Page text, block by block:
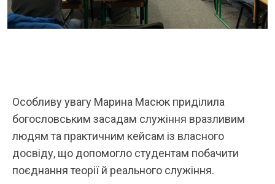
Особливу увагу Марина Масюк приділила
богословським засадам служіння вразливим
людям та практичним кейсам із власного
досвіду, що допомогло студентам побачити
поєднання теорії й реального служіння.